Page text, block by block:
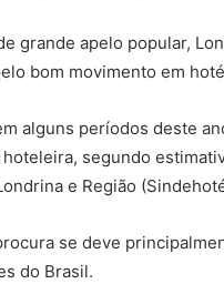
grande apelo popular,
bom movimento em
alguns períodos deste
segundo
e Região
se deve
do Brasil.